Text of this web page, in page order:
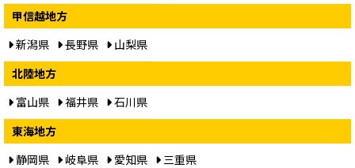
甲信越地方
新潟県
長野県
山梨県
北陸地方
富山県
福井県
石川県
東海地方
静岡県
岐阜県 愛知県
三重県